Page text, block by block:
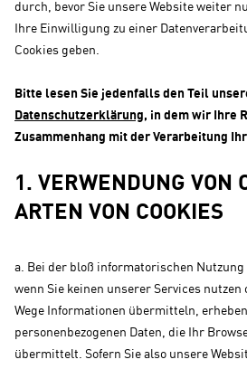
durch, bevor Sie unsere Website weiter
Ihre Einwilligung zu einer
Cookies geben.
Bitte lesen Sie jedenfalls den Teil
Datenschutzerklärung, in dem wir Ihre
Zusammenhang mit der Verarbeitung
1. VERWENDUNG VON
ARTEN VON COOKIES
a. Bei der bloß informatorischen
wenn Sie keinen unserer Services nutzen
Wege Informationen übermitteln,
personenbezogenen Daten, die Ihr
übermittelt. Sofern Sie also unsere